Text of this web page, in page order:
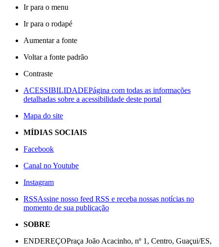
Ir para o menu
Ir para o rodapé
Aumentar a fonte
Voltar a fonte padrão
Contraste
ACESSIBILIDADEPágina com todas as informações
detalhadas sobre a acessibilidade deste portal
Mapa do site
MÍDIAS SOCIAIS
Facebook
Canal no Youtube
Instagram
RSSAssine nosso feed RSS e receba nossas notícias no
momento de sua publicação
SOBRE
ENDEREÇOPraça João Acacinho, nº 1, Centro, Guaçui/ES,